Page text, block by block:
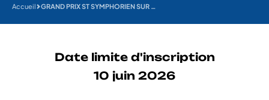
Accueil GRAND PRIX ST SYMPHORIEN SUR COISE 2025 Femmes U17
Date limite d'inscription
10 juin 2026